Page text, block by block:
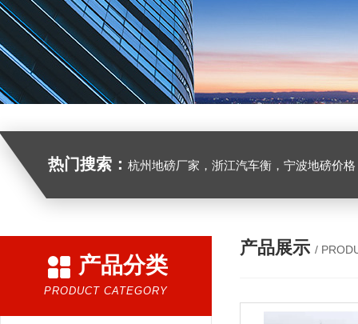
热门搜索： 杭州地磅厂家，浙江汽车衡，宁波地磅价格，浙江地
产品分类
PRODUCT CATEGORY
产品展示 /